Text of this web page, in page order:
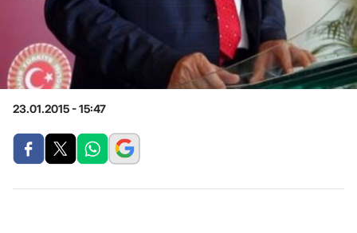
23.01.2015 - 15:47